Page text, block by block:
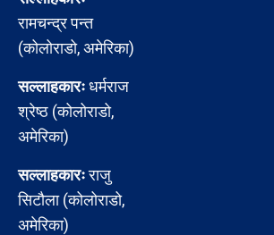
रामचन्द्र पन्त
(कोलोराडो, अमेरिका)
सल्लाहकारःधर्मराज
श्रेष्ठ (कोलोराडो,
अमेरिका)
सल्लाहकारःराजु
सिटौला (कोलोराडो,
अमेरिका)